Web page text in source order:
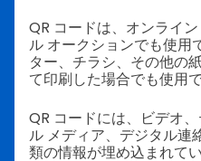
QR コードは、オンライ
ル オークションでも使用
ター、チラシ、その他の
て印刷した場合でも使用で
QR コードには、ビデオ
ル メディア、デジタル連
類の情報が埋め込まれてい